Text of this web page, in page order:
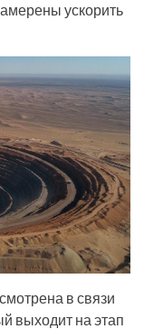
ускорить
в связи
выходит на этап